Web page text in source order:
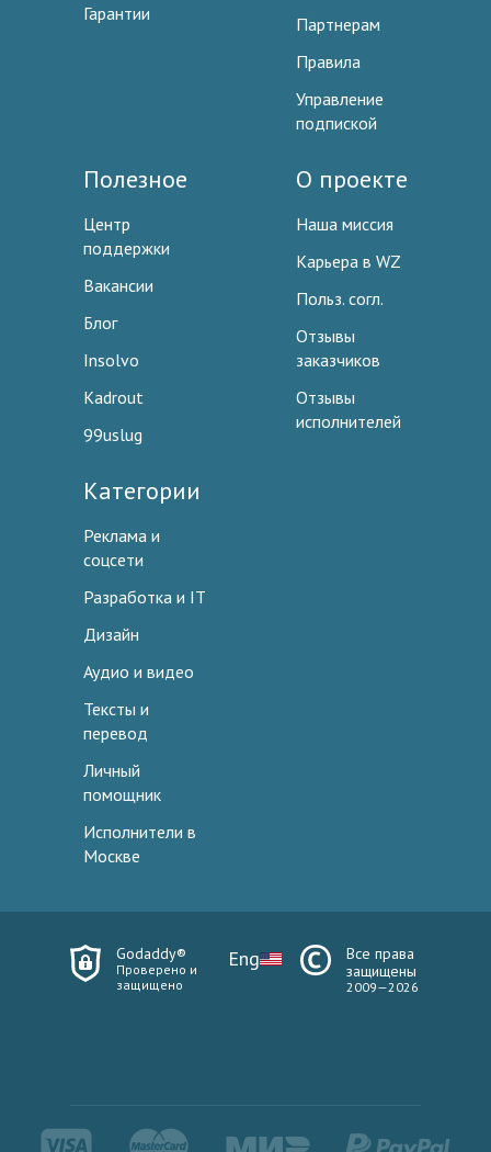
Гарантии
Партнерам
Правила
Управление
подпиской
Полезное
Центр
поддержки
Вакансии
Блог
Insolvo
Kadrout
99uslug
О проекте
Наша миссия
Карьера в WZ
Польз. согл.
Отзывы
заказчиков
Отзывы
исполнителей
Категории
Реклама и
соцсети
Разработка и IT
Дизайн
Аудио и видео
Тексты и
перевод
Личный
помощник
Исполнители в
Москве
Godaddy®
Проверено и
защищено
Eng
Все права
защищены
2009—2026